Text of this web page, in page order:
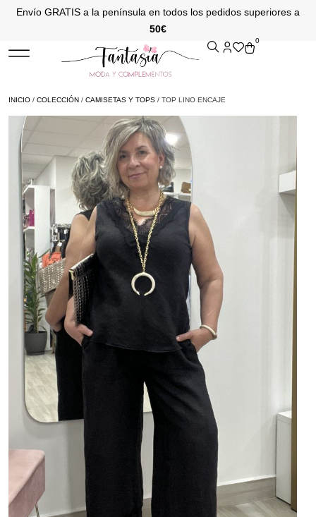
Envío GRATIS a la península en todos los pedidos superiores a
50€
0
INICIO / COLECCIÓN / CAMISETAS Y TOPS / TOP LINO ENCAJE